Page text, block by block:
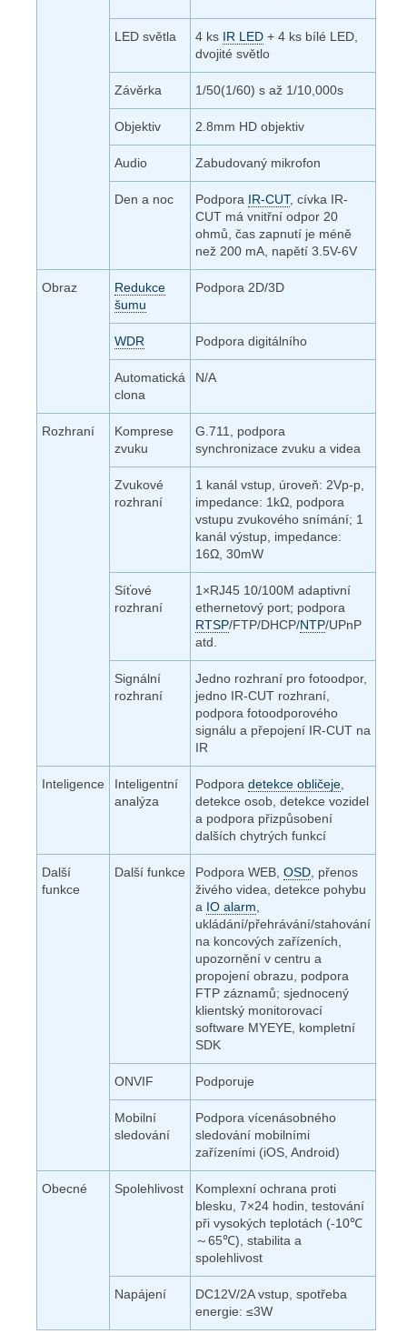
LED světla 4 ks IR LED + 4 ks bílé LED,
dvojité světlo
Závěrka 1/50(1/60) s až 1/10,000s
Objektiv 2.8mm HD objektiv
Audio Zabudovaný mikrofon
Den a noc Podpora IR-CUT, cívka IR-
CUT má vnitřní odpor 20
ohmů, čas zapnutí je méně
než 200 mA, napětí 3.5V-6V
Obraz
Redukce
šumu
Podpora 2D/3D
WDR Podpora digitálního
Automatická
clona
N/A
Rozhraní
Komprese
zvuku
G.711, podpora
synchronizace zvuku a videa
Zvukové
rozhraní
1 kanál vstup, úroveň: 2Vp-p,
impedance: 1kΩ, podpora
vstupu zvukového snímání; 1
kanál výstup, impedance:
16Ω, 30mW
Síťové
rozhraní
1×RJ45 10/100M adaptivní
ethernetový port; podpora
RTSP/FTP/DHCP/NTP/UPnP
atd.
Signální
rozhraní
Jedno rozhraní pro fotoodpor,
jedno IR-CUT rozhraní,
podpora fotoodporového
signálu a přepojení IR-CUT na
IR
Inteligence
Inteligentní
analýza
Podpora detekce obličeje,
detekce osob, detekce vozidel
a podpora přizpůsobení
dalších chytrých funkcí
Další
funkce
Další funkce Podpora WEB, OSD, přenos
živého videa, detekce pohybu
a IO alarm,
ukládání/přehrávání/stahování
na koncových zařízeních,
upozornění v centru a
propojení obrazu, podpora
FTP záznamů; sjednocený
klientský monitorovací
software MYEYE, kompletní
SDK
ONVIF Podporuje
Mobilní
sledování
Podpora vícenásobného
sledování mobilními
zařízeními (iOS, Android)
Obecné Spolehlivost
Komplexní ochrana proti
blesku, 7×24 hodin, testování
při vysokých teplotách (-10℃
～65℃), stabilita a
spolehlivost
Napájení
DC12V/2A vstup, spotřeba
energie: ≤3W